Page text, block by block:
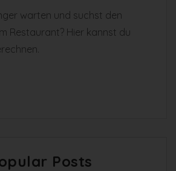
warten und suchst den
Restaurant? Hier kannst du
Posts